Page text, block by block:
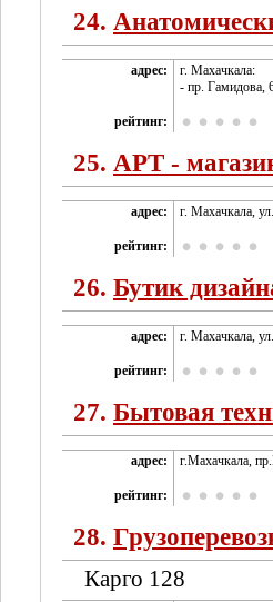
24.
адрес:
г. Махачкала:
- пр. Гамидова,
рейтинг:
25. АРТ -
адрес: г. Махачкала,
рейтинг:
26. Бутик
адрес: г. Махачкала,
рейтинг:
27. Бытовая
адрес: г.Махачкала,
рейтинг:
28.
Карго 128